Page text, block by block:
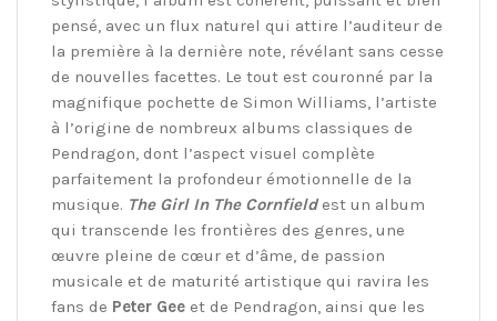
pensé, avec un flux naturel qui attire l’auditeur de
la première à la dernière note, révélant sans cesse
de nouvelles facettes. Le tout est couronné par la
magnifique pochette de Simon Williams, l’artiste
à l’origine de nombreux albums classiques de
Pendragon, dont l’aspect visuel complète
parfaitement la profondeur émotionnelle de la
musique. The Girl In The Cornfieldest un album
qui transcende les frontières des genres, une
œuvre pleine de cœur et d’âme, de passion
musicale et de maturité artistique qui ravira les
fans de Peter Gee et de Pendragon, ainsi que les